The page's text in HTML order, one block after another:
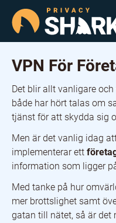
VPN För
Det blir allt vanligare
både har hört talas om
tjänst för att skydda sig
Men är det vanlig idag
implementerar ett
information som ligger
Med tanke på hur
mer brottslighet samt
gatan till nätet, så är det